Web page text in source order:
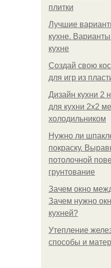
плитки
Лучшие
кухне.
кухне
Создай свою
для игр из
Дизайн кухни 2
для кухни 2х2
холодильником
Нужно ли
покраску.
потолочной
грунтование
Зачем окно
Зачем нужно
кухней?
Утепление
способы и